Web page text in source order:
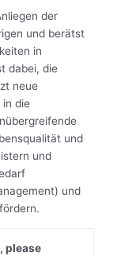
der
und berätst
in
dabei, die
neue
in die
und
und
und
please